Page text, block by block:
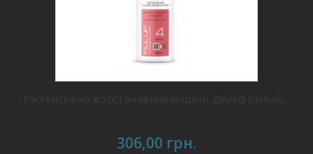
306,00 грн.